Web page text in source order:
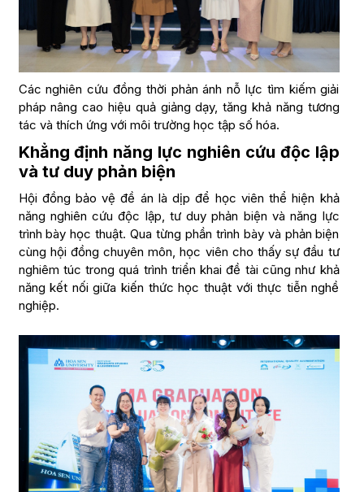
Các nghiên cứu đồng thời phản ánh nỗ lực tìm kiếm giải
pháp nâng cao hiệu quả giảng dạy, tăng khả năng tương
tác và thích ứng với môi trường học tập số hóa.
Khẳng định năng lực nghiên cứu độc lập
và tư duy phản biện
Hội đồng bảo vệ đề án là dịp để học viên thể hiện khả
năng nghiên cứu độc lập, tư duy phản biện và năng lực
trình bày học thuật. Qua từng phần trình bày và phản biện
cùng hội đồng chuyên môn, học viên cho thấy sự đầu tư
nghiêm túc trong quá trình triển khai đề tài cũng như khả
năng kết nối giữa kiến thức học thuật với thực tiễn nghề
nghiệp.